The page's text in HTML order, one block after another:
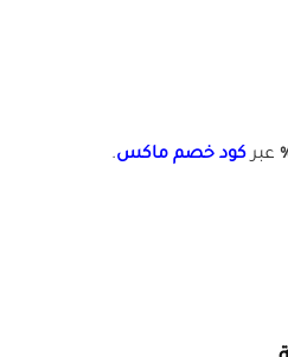
عبركود خصم ماكس.